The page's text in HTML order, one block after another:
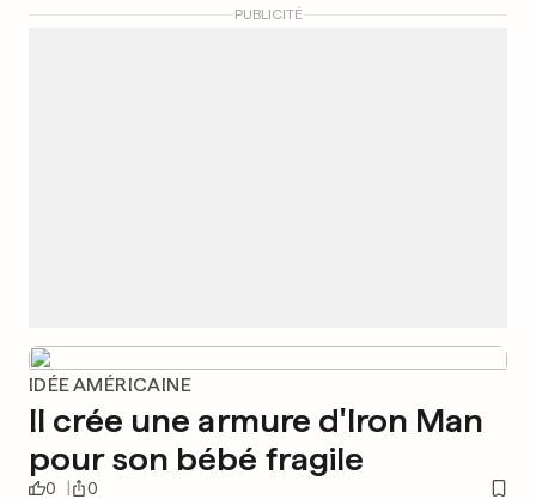
PUBLICITÉ
IDÉE AMÉRICAINE
Il crée une armure d'Iron Man
pour son bébé fragile
0 0